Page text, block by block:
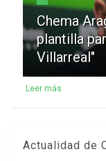
Chema
plantilla
Villarreal"
Leer más
Actualidad de